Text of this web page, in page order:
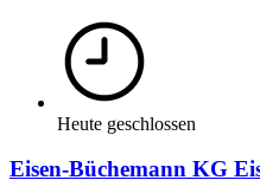
Heute geschlossen
Eisen-Büchemann KG